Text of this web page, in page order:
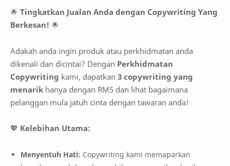
🌟 Tingkatkan Jualan Anda dengan Copywriting Yang
Berkesan! 🌟
Adakah anda ingin produk atau perkhidmatan anda
dikenali dan dicintai? Dengan Perkhidmatan
Copywriting kami, dapatkan 3 copywriting yang
menarik hanya dengan RM5 dan lihat bagaimana
pelanggan mula jatuh cinta dengan tawaran anda!
💖 Kelebihan Utama:
Menyentuh Hati: Copywriting kami memaparkan